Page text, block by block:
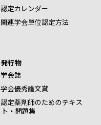
認定カレンダー
関連学会単位認定方法
発行物
学会誌
学会優秀論文賞
認定薬剤師のためのテキス
ト・問題集